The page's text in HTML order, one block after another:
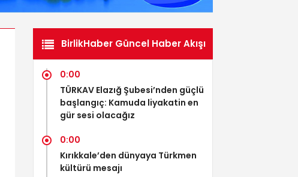
BirlikHaber Güncel Haber Akışı
0:00
TÜRKAV Elazığ Şubesi’nden güçlü
başlangıç: Kamuda liyakatin en
gür sesi olacağız
0:00
Kırıkkale’den dünyaya Türkmen
kültürü mesajı